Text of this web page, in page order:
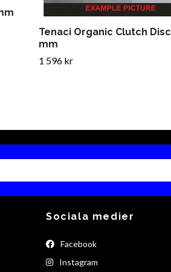
Tenaci Organic Clutch
mm
1 596 kr
Sociala medier
Facebook
Instagram